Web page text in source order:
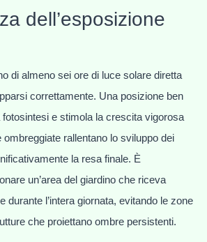
dell’esposizione
di almeno sei ore di luce solare diretta
correttamente. Una posizione ben
e stimola la crescita vigorosa
ombreggiate rallentano lo sviluppo dei
la resa finale. È
un’area del giardino che riceva
durante l’intera giornata, evitando le zone
che proiettano ombre persistenti.